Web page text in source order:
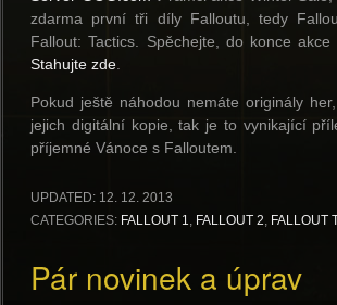
zdarma první tři díly Falloutu, tedy
Fallout: Tactics. Spěchejte, do konce akce
Stahujte zde
Pokud ještě náhodou nemáte originály
jejich digitální kopie, tak je to vynikající
příjemné Vánoce s Falloutem.
UPDATED: 12. 12. 2013
CATEGORIES: FALLOUT 1 FALLOUT 2 FALLOUT
Pár novinek a úprav